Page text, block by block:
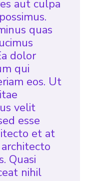
aut culpa
quas
dolor
qui
eos. Ut
velit
esse
et at
Quasi
nihil